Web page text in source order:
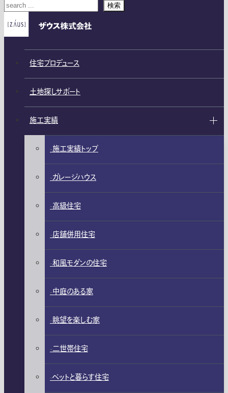
検索
住宅プロデュース
土地探しサポート
施工実績
施工実績トップ
ガレージハウス
高級住宅
店舗併用住宅
和風モダンの住宅
中庭のある家
眺望を楽しむ家
二世帯住宅
ペットと暮らす住宅